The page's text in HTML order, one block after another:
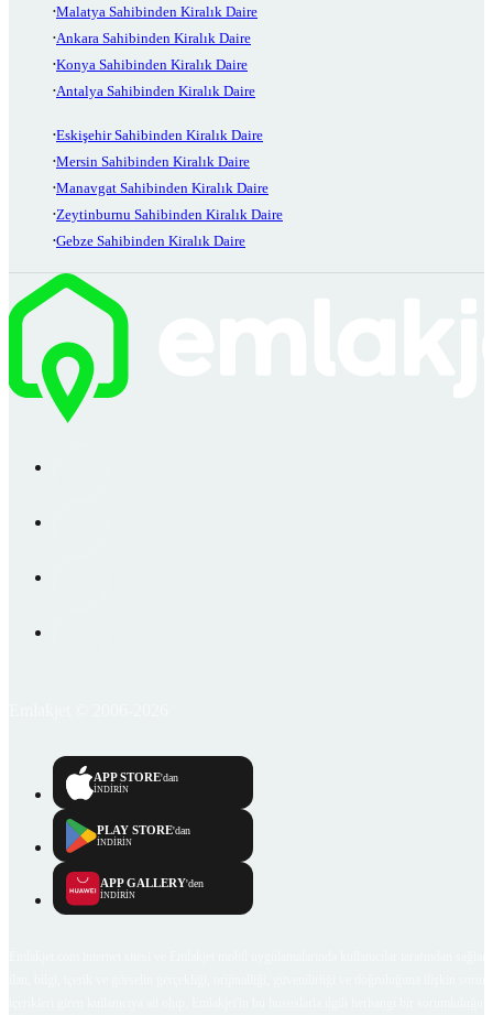
Malatya Sahibinden Kiralık Daire
Ankara Sahibinden Kiralık Daire
Konya Sahibinden Kiralık Daire
Antalya Sahibinden Kiralık Daire
Eskişehir Sahibinden Kiralık Daire
Mersin Sahibinden Kiralık Daire
Manavgat Sahibinden Kiralık Daire
Zeytinburnu Sahibinden Kiralık Daire
Gebze Sahibinden Kiralık Daire
APP STORE'dan
İNDİRİN
PLAY STORE'dan
İNDİRİN
APP GALLERY'den
İNDİRİN